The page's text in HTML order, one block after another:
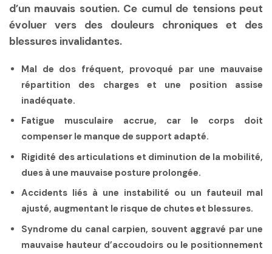
d’un mauvais soutien. Ce cumul de tensions peut
évoluer vers des douleurs chroniques et des
blessures invalidantes.
Mal de dos fréquent, provoqué par une mauvaise
répartition des charges et une position assise
inadéquate.
Fatigue musculaire accrue, car le corps doit
compenser le manque de support adapté.
Rigidité des articulations et diminution de la mobilité,
dues à une mauvaise posture prolongée.
Accidents liés à une instabilité ou un fauteuil mal
ajusté, augmentant le risque de chutes et blessures.
Syndrome du canal carpien, souvent aggravé par une
mauvaise hauteur d’accoudoirs ou le positionnement